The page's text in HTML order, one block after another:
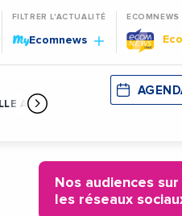
FILTRER L'ACTUALITÉ
MyEcomnews
AQUITAINE CORSE
Nos audiences sur
les réseaux